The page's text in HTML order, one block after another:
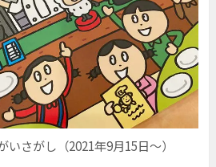
いさがし（2021年9月15日〜）